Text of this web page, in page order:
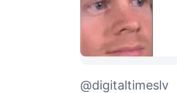
@digitaltimeslv